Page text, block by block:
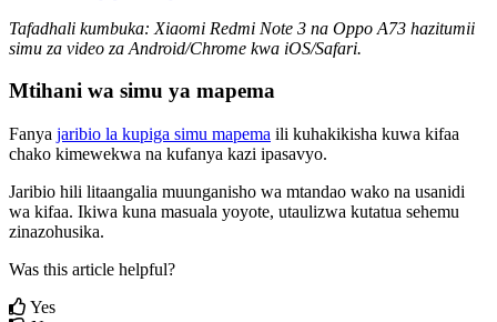
Tafadhali kumbuka: Xiaomi Redmi Note 3 na Oppo A73 hazitumii
simu za video za Android/Chrome kwa iOS/Safari.
Mtihani wa simu ya mapema
Fanya jaribio la kupiga simu mapema ili kuhakikisha kuwa kifaa
chako kimewekwa na kufanya kazi ipasavyo.
Jaribio hili litaangalia muunganisho wa mtandao wako na usanidi
wa kifaa. Ikiwa kuna masuala yoyote, utaulizwa kutatua sehemu
zinazohusika.
Was this article helpful?
Yes